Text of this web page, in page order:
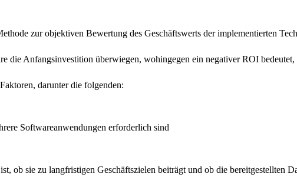
zur objektiven Bewertung des Geschäftswerts der implementierten
Anfangsinvestition überwiegen, wohingegen ein negativer ROI
darunter die folgenden:
Softwareanwendungen erforderlich sind
ob sie zu langfristigen Geschäftszielen beiträgt und ob die bereitgestellten